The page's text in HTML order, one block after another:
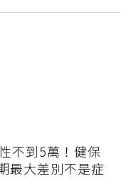
不到5萬！健保
最大差別不是症